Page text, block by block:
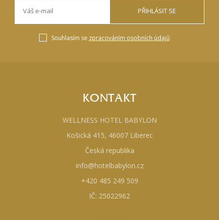
PŘIHLÁSIT SE
Souhlasím se zpracováním osobních údajů
KONTAKT
WELLNESS HOTEL BABYLON
Košická 415, 46007 Liberec
Česká republika
info@hotelbabylon.cz
+420 485 249 509
IČ: 25022962